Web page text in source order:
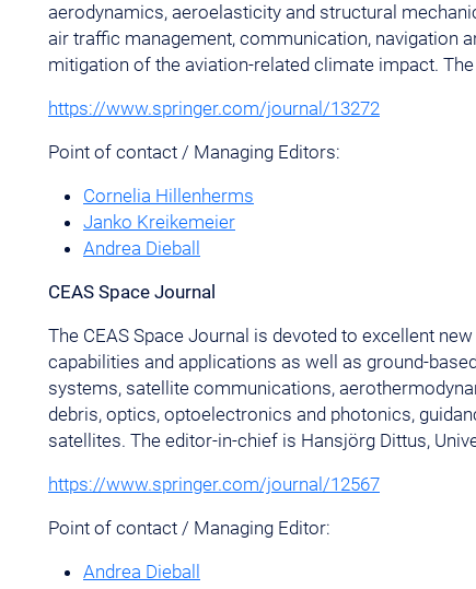
aerodynamics, aeroelasticity and structural
air traffic management, communication, navigation
mitigation of the aviation-related climate impact.
https://www.springer.com/journal/13272
Point of contact / Managing Editors:
Cornelia Hillenherms
Janko Kreikemeier
Andrea Dieball
CEAS Space Journal
The CEAS Space Journal is devoted to excellent
capabilities and applications as well as ground-
systems, satellite communications,
debris, optics, optoelectronics and photonics,
satellites. The editor-in-chief is Hansjörg Dittus,
https://www.springer.com/journal/12567
Point of contact / Managing Editor:
Andrea Dieball